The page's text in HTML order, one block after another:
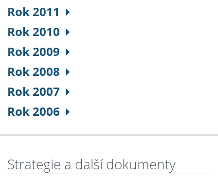
Rok 2011
Rok 2010
Rok 2009
Rok 2008
Rok 2007
Rok 2006
Strategie a další dokumenty